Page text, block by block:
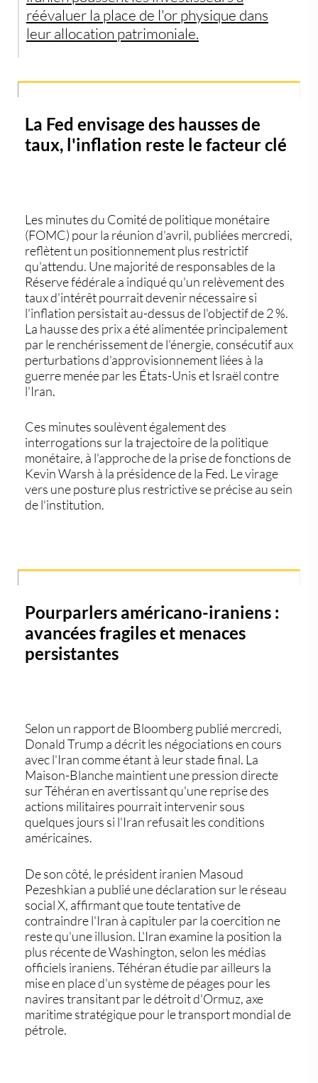
réévaluer la place de l'or physique dans
leur allocation patrimoniale.
La Fed envisage des hausses de
taux, l'inflation reste le facteur clé
Les minutes du Comité de politique monétaire
(FOMC) pour la réunion d'avril, publiées mercredi,
reflètent un positionnement plus restrictif
qu'attendu. Une majorité de responsables de la
Réserve fédérale a indiqué qu'un relèvement des
taux d'intérêt pourrait devenir nécessaire si
l'inflation persistait au-dessus de l'objectif de 2 %.
La hausse des prix a été alimentée principalement
par le renchérissement de l'énergie, consécutif aux
perturbations d'approvisionnement liées à la
guerre menée par les États-Unis et Israël contre
l'Iran.
Ces minutes soulèvent également des
interrogations sur la trajectoire de la politique
monétaire, à l'approche de la prise de fonctions de
Kevin Warsh à la présidence de la Fed. Le virage
vers une posture plus restrictive se précise au sein
de l'institution.
Pourparlers américano-iraniens :
avancées fragiles et menaces
persistantes
Selon un rapport de Bloomberg publié mercredi,
Donald Trump a décrit les négociations en cours
avec l'Iran comme étant à leur stade final. La
Maison-Blanche maintient une pression directe
sur Téhéran en avertissant qu'une reprise des
actions militaires pourrait intervenir sous
quelques jours si l'Iran refusait les conditions
américaines.
De son côté, le président iranien Masoud
Pezeshkian a publié une déclaration sur le réseau
social X, affirmant que toute tentative de
contraindre l'Iran à capituler par la coercition ne
reste qu'une illusion. L'Iran examine la position la
plus récente de Washington, selon les médias
officiels iraniens. Téhéran étudie par ailleurs la
mise en place d'un système de péages pour les
navires transitant par le détroit d'Ormuz, axe
maritime stratégique pour le transport mondial de
pétrole.